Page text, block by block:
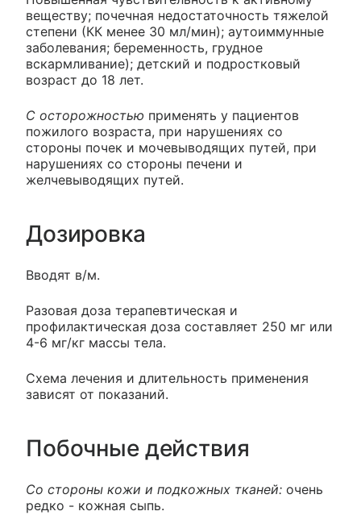
веществу; почечная недостаточность тяжелой
степени (КК менее 30 мл/мин); аутоиммунные
заболевания; беременность, грудное
вскармливание); детский и подростковый
возраст до 18 лет.
С осторожностью применять у пациентов
пожилого возраста, при нарушениях со
стороны почек и мочевыводящих путей, при
нарушениях со стороны печени и
желчевыводящих путей.
Дозировка
Вводят в/м.
Разовая доза терапевтическая и
профилактическая доза составляет 250 мг или
4-6 мг/кг массы тела.
Схема лечения и длительность применения
зависят от показаний.
Побочные действия
Со стороны кожи и подкожных тканей: очень
редко - кожная сыпь.